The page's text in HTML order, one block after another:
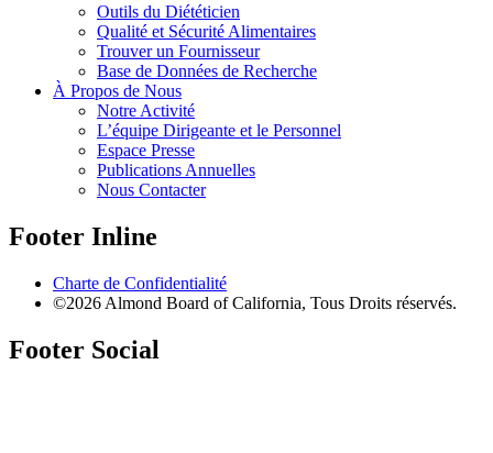
Outils du Diététicien
Qualité et Sécurité Alimentaires
Trouver un Fournisseur
Base de Données de Recherche
À Propos de Nous
Notre Activité
L’équipe Dirigeante et le Personnel
Espace Presse
Publications Annuelles
Nous Contacter
Footer Inline
Charte de Confidentialité
©2026 Almond Board of California, Tous Droits réservés.
Footer Social